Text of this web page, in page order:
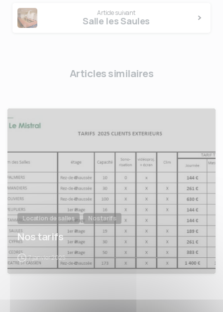
Article suivant
Salle les Saules
Articles similaires
Location de salles Nos tarifs
Nos tarifs
7 janvier 2025